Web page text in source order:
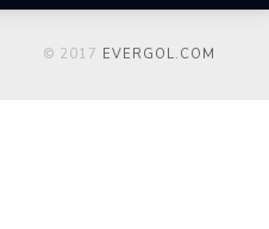
© 2017 EVERGOL.COM